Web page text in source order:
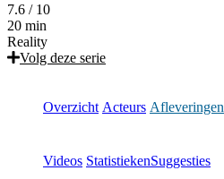
7.6 / 10
20 min
Reality
Volg deze serie
Overzicht Acteurs Afleveringen
Videos StatistiekenSuggesties